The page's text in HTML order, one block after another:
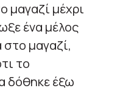
μαγαζί μέχρι
ένα μέλος
μαγαζί,
το
δόθηκε έξω